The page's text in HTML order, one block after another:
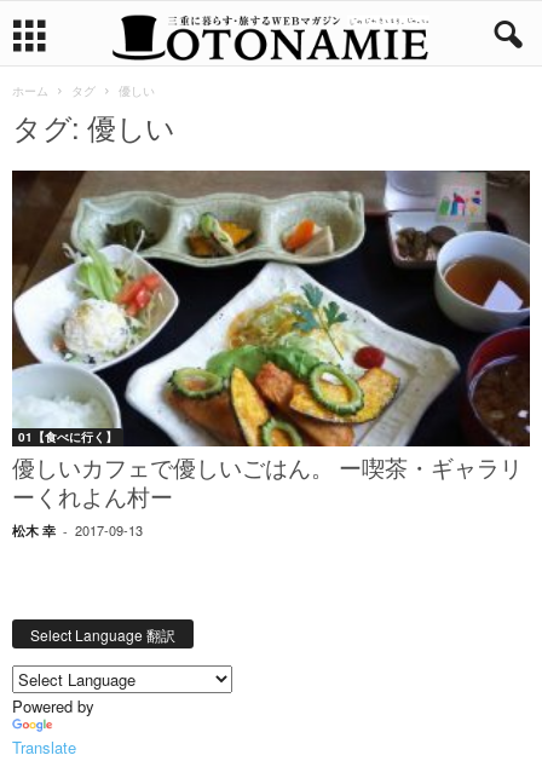
ホーム タグ 優しい
タグ: 優しい
01【食べに行く】
優しいカフェで優しいごはん。 ー喫茶・ギャラリ
ーくれよん村ー
松木 幸 - 2017-09-13
Select Language 翻訳
Powered by
Translate